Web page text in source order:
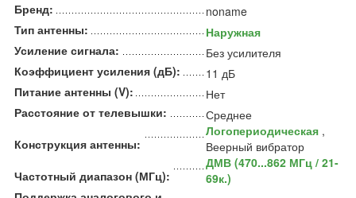
Бренд:
noname
Тип антенны:
Наружная
Усиление сигнала:
Без усилителя
Коэффициент усиления (дБ):
11 дБ
Питание антенны (V):
Нет
Расстояние от телевышки:
Среднее
Конструкция антенны:
Логопериодическая ,
Веерный вибратор
Частотный диапазон (МГц):
ДМВ (470...862 МГц / 21-
69к.)